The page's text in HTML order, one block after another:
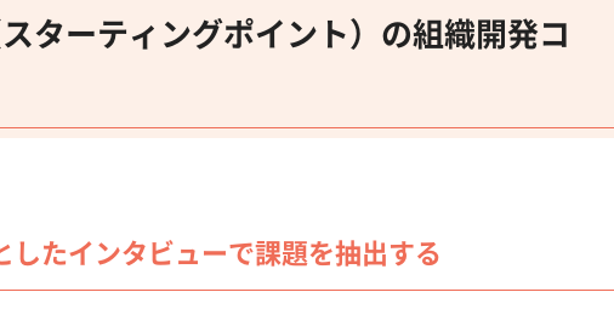
ーティングポイント）の組織開発コ
したインタビューで課題を抽出する